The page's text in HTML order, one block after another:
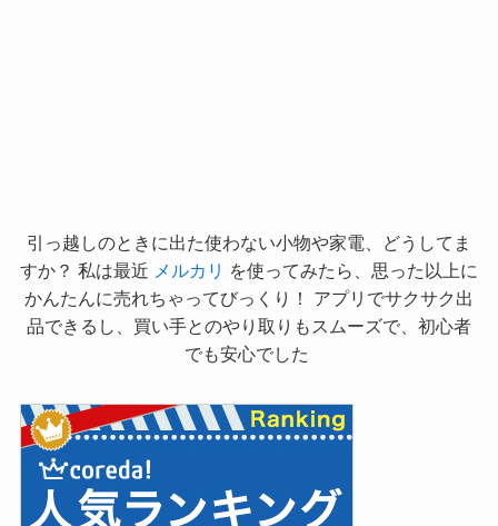
引っ越しのときに出た使わない小物や家電、どうしてま
すか？ 私は最近 メルカリ を使ってみたら、思った以上に
かんたんに売れちゃってびっくり！ アプリでサクサク出
品できるし、買い手とのやり取りもスムーズで、初心者
でも安心でした